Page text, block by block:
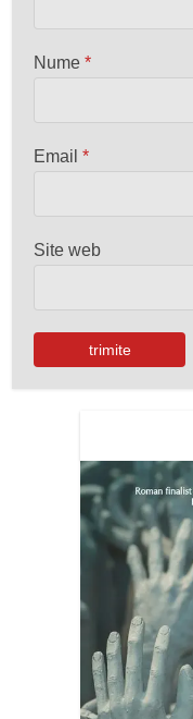
Nume*
Email*
Site web